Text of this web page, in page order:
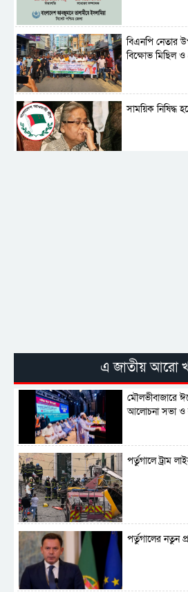
বিএনপি নেতার
বিক্ষোভ মিছিল ও
সাময়িক নিষিদ্ধ
সার্বভৌমত্ব-
এ জাতীয় আরো
মৌলভীবাজারে
আলোচনা সভা ও
পর্তুগালে ট্রাম
পর্তুগালের নতুন